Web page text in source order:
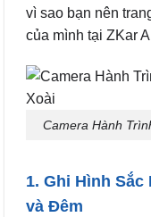
vì sao bạn nên
của mình tại ZKar
Camera Hành
1. Ghi Hình Sắc
và Đêm